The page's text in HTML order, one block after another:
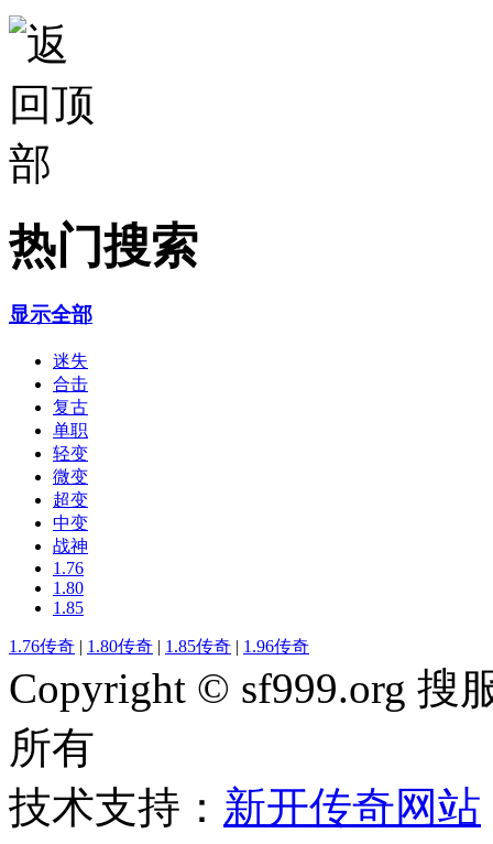
热门搜索
显示全部
迷失
合击
复古
单职
轻变
微变
超变
中变
战神
1.76
1.80
1.85
1.76传奇 | 1.80传奇 | 1.85传奇 | 1.96传奇
Copyright © sf999.org 搜
所有
技术支持： 新开传奇网站